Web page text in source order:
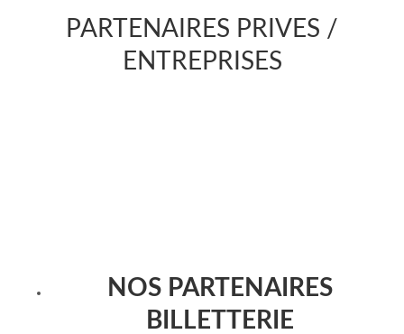
PARTENAIRES PRIVES /
ENTREPRISES
NOS PARTENAIRES
BILLETTERIE